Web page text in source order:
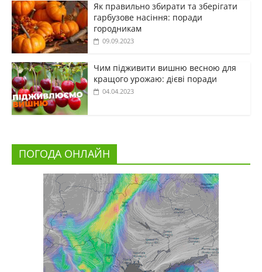
Як правильно збирати та зберігати
гарбузове насіння: поради
городникам
09.09.2023
Чим підживити вишню весною для
кращого урожаю: дієві поради
04.04.2023
ПОГОДА ОНЛАЙН